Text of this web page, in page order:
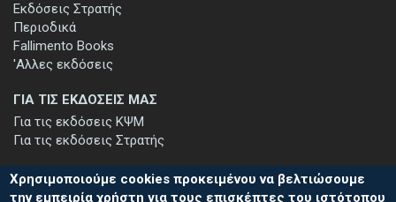
Εκδόσεις Στρατής
Περιοδικά
Fallimento Books
'Αλλες εκδόσεις
ΓΙΑ ΤΙΣ ΕΚΔΟΣΕΙΣ ΜΑΣ
Για τις εκδόσεις ΚΨΜ
Για τις εκδόσεις Στρατής
Χρησιμοποιούμε cookies προκειμένου να βελτιώσουμε
την εμπειρία χρήστη για τους επισκέπτες του ιστότοπου